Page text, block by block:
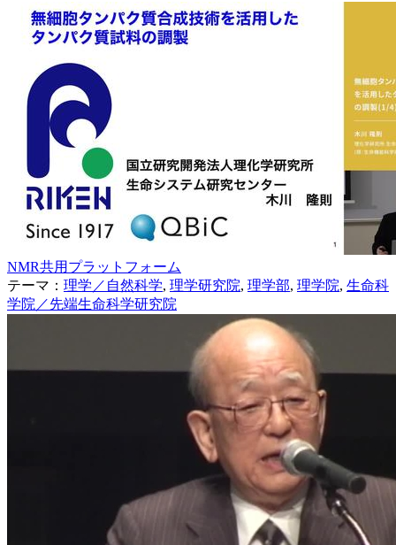
NMR共用プラットフォーム
テーマ： 理学／自然科学, 理学研究院, 理学部, 理学院, 生命科
学院／先端生命科学研究院